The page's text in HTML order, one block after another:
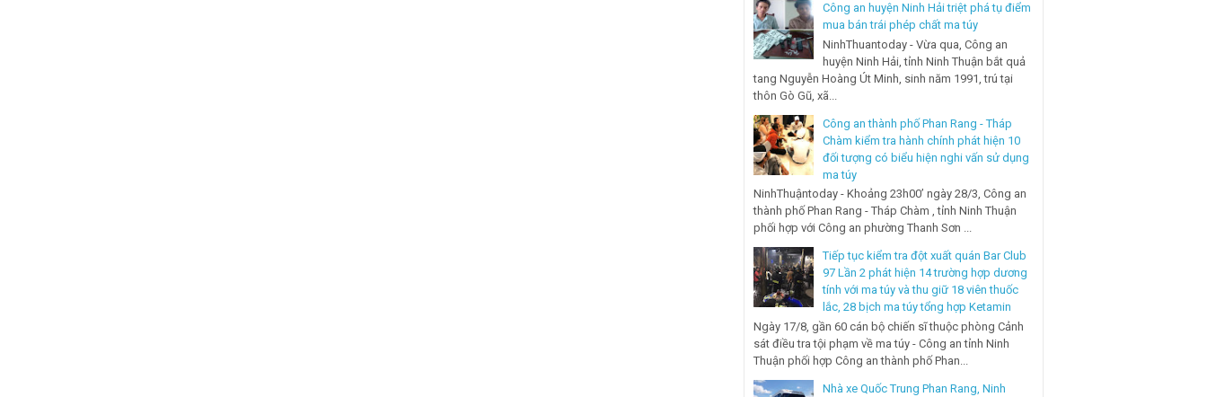
Công an huyện Ninh Hải triệt phá tụ điểm
mua bán trái phép chất ma túy
NinhThuantoday - Vừa qua, Công an
huyện Ninh Hải, tỉnh Ninh Thuận bắt quả
tang Nguyễn Hoàng Út Minh, sinh năm 1991, trú tại
thôn Gò Gũ, xã...
Công an thành phố Phan Rang - Tháp
Chàm kiểm tra hành chính phát hiện 10
đối tượng có biểu hiện nghi vấn sử dụng
ma túy
NinhThuậntoday - Khoảng 23h00’ ngày 28/3, Công an
thành phố Phan Rang - Tháp Chàm , tỉnh Ninh Thuận
phối hợp với Công an phường Thanh Sơn ...
Tiếp tục kiểm tra đột xuất quán Bar Club
97 Lần 2 phát hiện 14 trường hợp dương
tính với ma túy và thu giữ 18 viên thuốc
lắc, 28 bịch ma túy tổng hợp Ketamin
Ngày 17/8, gần 60 cán bộ chiến sĩ thuộc phòng Cảnh
sát điều tra tội phạm về ma túy - Công an tỉnh Ninh
Thuận phối hợp Công an thành phố Phan...
Nhà xe Quốc Trung Phan Rang, Ninh